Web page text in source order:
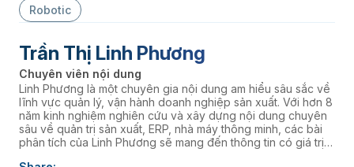
Robotic
Trần Thị Linh Phương
Chuyên viên nội dung
Linh Phương là một chuyên gia nội dung am hiểu sâu sắc về
lĩnh vực quản lý, vận hành doanh nghiệp sản xuất. Với hơn 8
năm kinh nghiệm nghiên cứu và xây dựng nội dung chuyên
sâu về quản trị sản xuất, ERP, nhà máy thông minh, các bài
phân tích của Linh Phương sẽ mang đến thông tin có giá trị